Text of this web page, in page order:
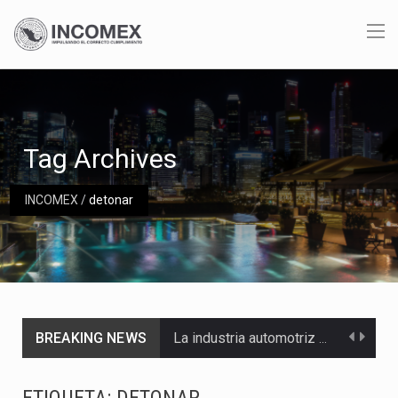
INCOMEX/detonar
Tag Archives
BREAKING NEWS